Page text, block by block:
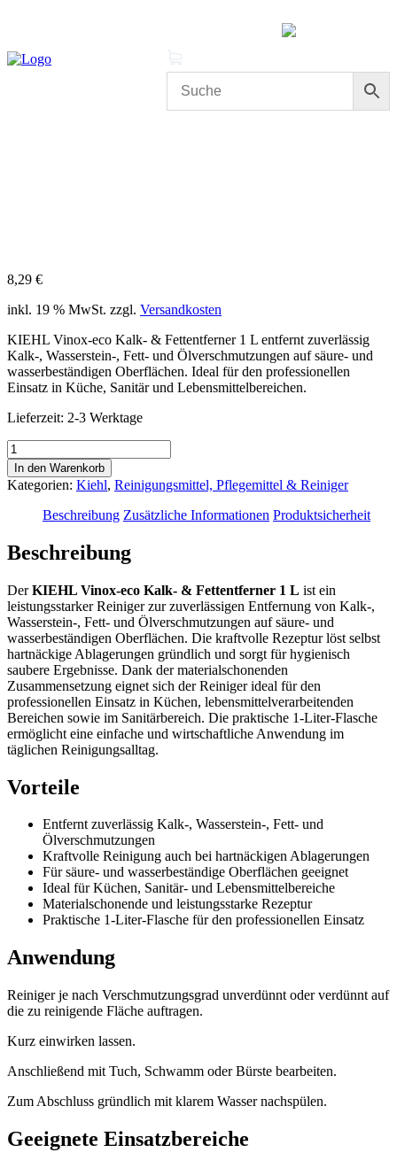
8,29 €
inkl. 19 % MwSt. zzgl. Versandkosten
KIEHL Vinox-eco Kalk- & Fettentferner 1 L entfernt zuverlässig
Kalk-, Wasserstein-, Fett- und Ölverschmutzungen auf säure- und
wasserbeständigen Oberflächen. Ideal für den professionellen
Einsatz in Küche, Sanitär und Lebensmittelbereichen.
Lieferzeit: 2-3 Werktage
KIEHL
Vinox-
eco
Kalk-
Fettentferner
1
L
Professioneller
Kalk-
und
Fettlöser
Menge
In den Warenkorb
Kategorien: Kiehl, Reinigungsmittel, Pflegemittel & Reiniger
Beschreibung Zusätzliche Informationen Produktsicherheit
Beschreibung
DerKIEHL Vinox-eco Kalk- & Fettentferner 1 L ist ein
leistungsstarker Reiniger zur zuverlässigen Entfernung von Kalk-,
Wasserstein-, Fett- und Ölverschmutzungen auf säure- und
wasserbeständigen Oberflächen. Die kraftvolle Rezeptur löst selbst
hartnäckige Ablagerungen gründlich und sorgt für hygienisch
saubere Ergebnisse. Dank der materialschonenden
Zusammensetzung eignet sich der Reiniger ideal für den
professionellen Einsatz in Küchen, lebensmittelverarbeitenden
Bereichen sowie im Sanitärbereich. Die praktische 1-Liter-Flasche
ermöglicht eine einfache und wirtschaftliche Anwendung im
täglichen Reinigungsalltag.
Vorteile
Entfernt zuverlässig Kalk-, Wasserstein-, Fett- und
Ölverschmutzungen
Kraftvolle Reinigung auch bei hartnäckigen Ablagerungen
Für säure- und wasserbeständige Oberflächen geeignet
Ideal für Küchen, Sanitär- und Lebensmittelbereiche
Materialschonende und leistungsstarke Rezeptur
Praktische 1-Liter-Flasche für den professionellen Einsatz
Anwendung
Reiniger je nach Verschmutzungsgrad unverdünnt oder verdünnt auf
die zu reinigende Fläche auftragen.
Kurz einwirken lassen.
Anschließend mit Tuch, Schwamm oder Bürste bearbeiten.
Zum Abschluss gründlich mit klarem Wasser nachspülen.
Geeignete Einsatzbereiche